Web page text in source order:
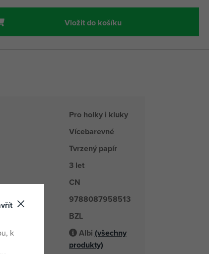
Vložit do košíku
Pro holky i kluky
Vícebarevné
Tvrzený papír
3 let
CN
9788087958513
BZL
Albi (všechny
produkty)
k